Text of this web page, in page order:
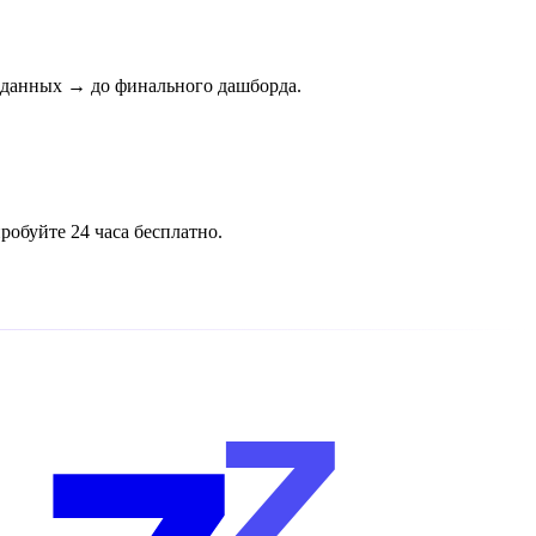
данных → до финального дашборда.
24 часа бесплатно.